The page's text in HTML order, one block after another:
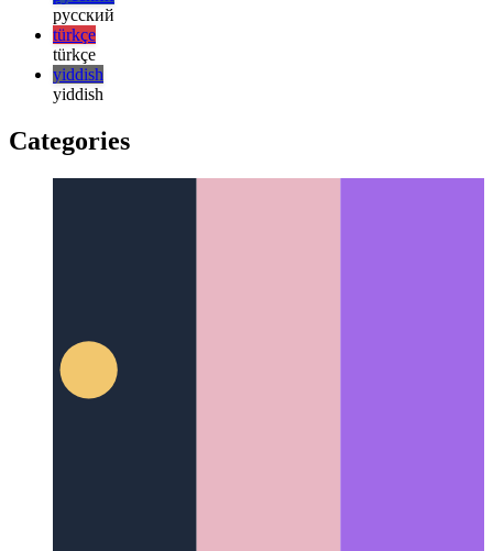
한국어
한국어
русский
русский
türkçe
yiddish
yiddish